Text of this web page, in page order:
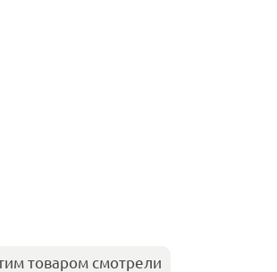
товаром смотрели